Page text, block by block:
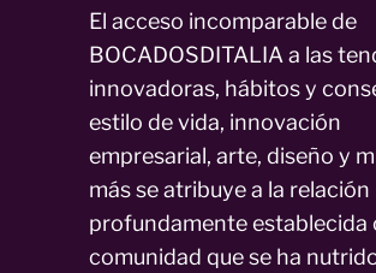
El acceso incomparable de
BOCADOSDITALIA a las
innovadoras, hábitos y
estilo de vida, innovación
empresarial, arte, diseño y
más se atribuye a la relación
profundamente establecida
comunidad que se ha